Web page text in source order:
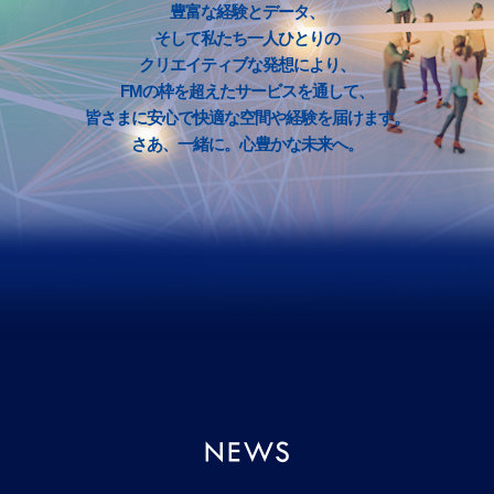
豊富な経験とデータ、
そして私たち一人ひとりの
クリエイティブな発想により、
FMの枠を超えたサービスを通して、
皆さまに安心で快適な空間や経験を届けます。
さあ、一緒に。心豊かな未来へ。